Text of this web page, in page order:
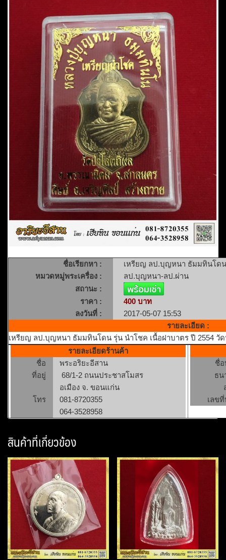
ชื่อเรียกหา :
เหรียญ ลป.บุญหนา ธัมมทินโดน
หมวดหมู่พระเครื่อง :
ลป.บุญหนา-ลป.ผ่าน
สถานะ :
ราคา :
400 บาท
ลงวันที่ :
2017-05-07 15:53
รายละเอียด :
เหรียญ ลป.บุญหนา ธัมมทินโดน รุ่น นำโชค เนื้อฝาบาตร ปี 2554
รายละเอียดร้านค้า
ชื่อ
พระอริยะอีสาน
ที่อยู่
68/1-2 ถนนประชาสโมสร
อเมือง จ. ขอนแก่น
โทร
081-8720355
064-3528958
ชื่
ธน
เลข
สินค้าที่เกี่ยวข้อง